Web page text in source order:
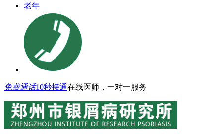
老年
免费通话10秒接通在线医师，一对一服务